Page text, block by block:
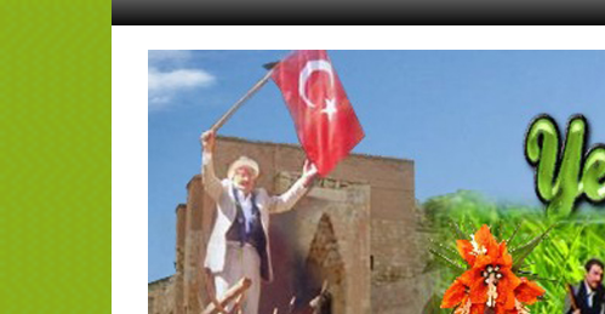
İçeriğe
AFŞİN
YEDİSEVİN
HABER
Kahramanmaraş,Afşin,Sevin
Köyleri
Tanıtım
ve